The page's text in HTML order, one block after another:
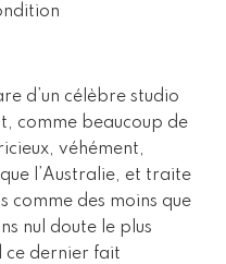
d’un célèbre studio
comme beaucoup de
véhément,
l’Australie, et traite
comme des moins que
nul doute le plus
ce dernier fait